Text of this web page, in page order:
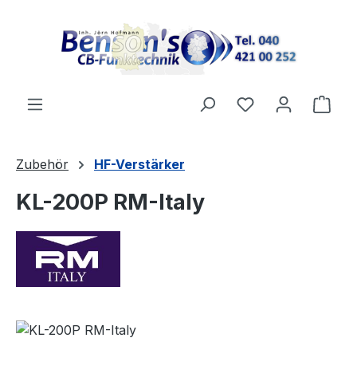
Zubehör HF-Verstärker
KL-200P RM-Italy
Bildergalerie überspringen